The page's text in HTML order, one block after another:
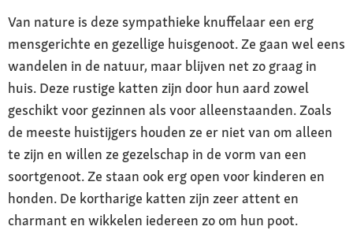
Van nature is deze sympathieke knuffelaar een erg
mensgerichte en gezellige huisgenoot. Ze gaan wel eens
wandelen in de natuur, maar blijven net zo graag in
huis. Deze rustige katten zijn door hun aard zowel
geschikt voor gezinnen als voor alleenstaanden. Zoals
de meeste huistijgers houden ze er niet van om alleen
te zijn en willen ze gezelschap in de vorm van een
soortgenoot. Ze staan ook erg open voor kinderen en
honden. De kortharige katten zijn zeer attent en
charmant en wikkelen iedereen zo om hun poot.